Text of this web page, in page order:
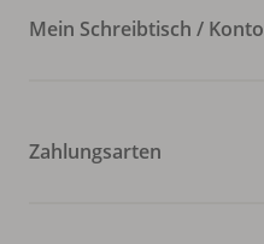
Mein Schreibtisch / Konto
Zahlungsarten